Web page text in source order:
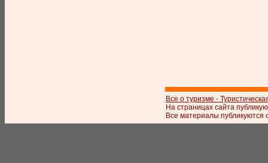
Все о туризме -
На страницах сайта
Все материалы публикуются